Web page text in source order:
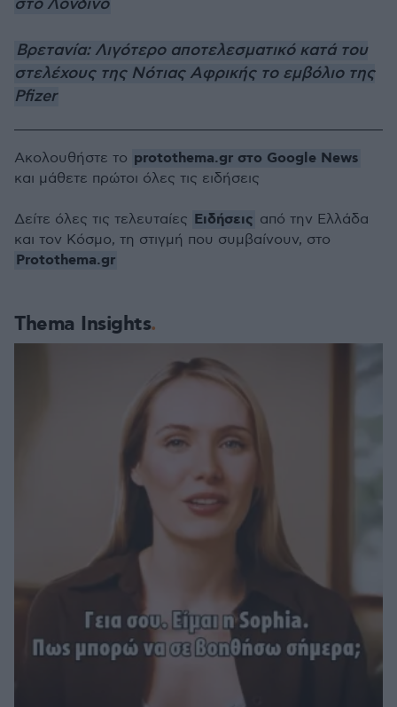
στο Λονδίνο
Βρετανία: Λιγότερο αποτελεσματικό κατά του
στελέχους της Νότιας Αφρικής το εμβόλιο της
Pfizer
Thema Insights
Ακολουθήστε το protothema.gr στο Google News
και μάθετε πρώτοι όλες τις ειδήσεις
Δείτε όλες τις τελευταίες Ειδήσεις από την Ελλάδα
και τον Κόσμο, τη στιγμή που συμβαίνουν, στο
Protothema.gr